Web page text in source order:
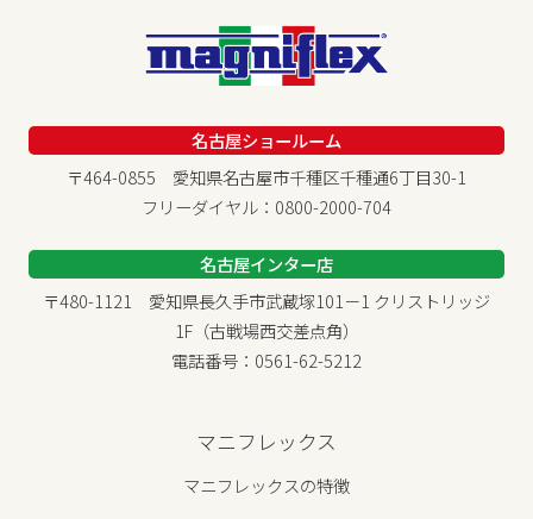
名古屋ショールーム
〒464-0855 愛知県名古屋市千種区千種通6丁目30-1
フリーダイヤル：0800-2000-704
名古屋インター店
〒480-1121 愛知県長久手市武蔵塚101－1 クリストリッジ
1F（古戦場西交差点角）
電話番号：0561-62-5212
マニフレックス
マニフレックスの特徴